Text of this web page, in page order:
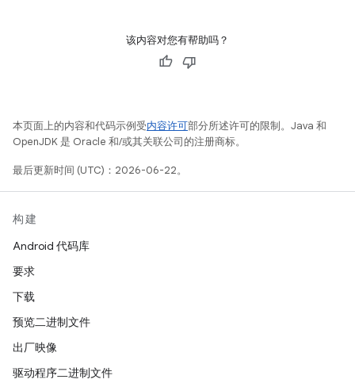
该内容对您有帮助吗？
本页面上的内容和代码示例受内容许可部分所述许可的限制。Java 和
OpenJDK 是 Oracle 和/或其关联公司的注册商标。
最后更新时间 (UTC)：2026-06-22。
构建
Android 代码库
要求
下载
预览二进制文件
出厂映像
驱动程序二进制文件